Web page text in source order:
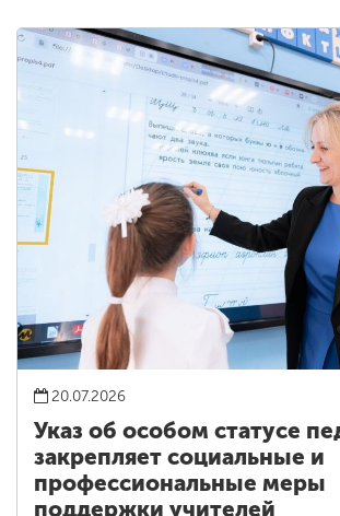
20.07.2026
Указ об особом статусе
закрепляет социальные и
профессиональные меры
поддержки учителей